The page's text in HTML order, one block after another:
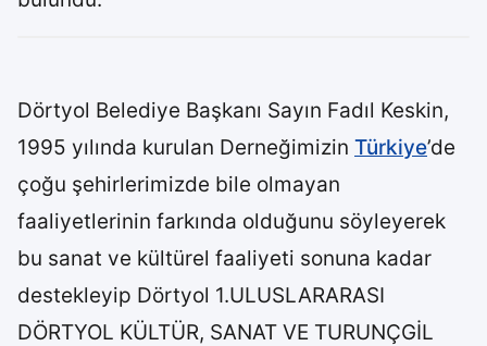
Dörtyol Belediye Başkanı Sayın Fadıl Keskin,
1995 yılında kurulan Derneğimizin Türkiye’de
çoğu şehirlerimizde bile olmayan
faaliyetlerinin farkında olduğunu söyleyerek
bu sanat ve kültürel faaliyeti sonuna kadar
destekleyip Dörtyol 1.ULUSLARARASI
DÖRTYOL KÜLTÜR, SANAT VE TURUNÇGİL